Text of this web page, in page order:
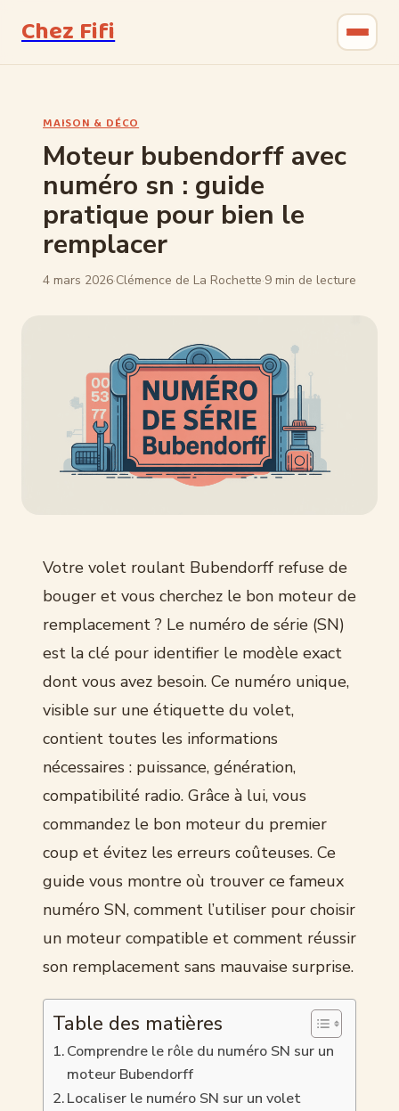
Chez Fifi
Bricolage
Jardinage
Maison & Déco
MAISON & DÉCO
Moteur bubendorff avec
numéro sn : guide
pratique pour bien le
remplacer
4 mars 2026·Clémence de La Rochette·9 min de lecture
Votre volet roulant Bubendorff refuse de
bouger et vous cherchez le bon moteur de
remplacement ? Le numéro de série (SN)
est la clé pour identifier le modèle exact
dont vous avez besoin. Ce numéro unique,
visible sur une étiquette du volet,
contient toutes les informations
nécessaires : puissance, génération,
compatibilité radio. Grâce à lui, vous
commandez le bon moteur du premier
coup et évitez les erreurs coûteuses. Ce
guide vous montre où trouver ce fameux
numéro SN, comment l’utiliser pour choisir
un moteur compatible et comment réussir
son remplacement sans mauvaise surprise.
Table des matières
Comprendre le rôle du numéro SN sur un
moteur Bubendorff
Localiser le numéro SN sur un volet